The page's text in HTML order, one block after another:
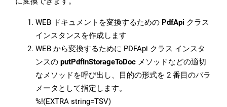
WEB ドキュメントを変換するための PdfApi クラス
インスタンスを作成します
WEB から変換するために PDFApi クラス インスタ
ンスの putPdfInStorageToDoc メソッドなどの適切
なメソッドを呼び出し、目的の形式を 2 番目のパラ
メータとして指定します。
%!(EXTRA string=TSV)